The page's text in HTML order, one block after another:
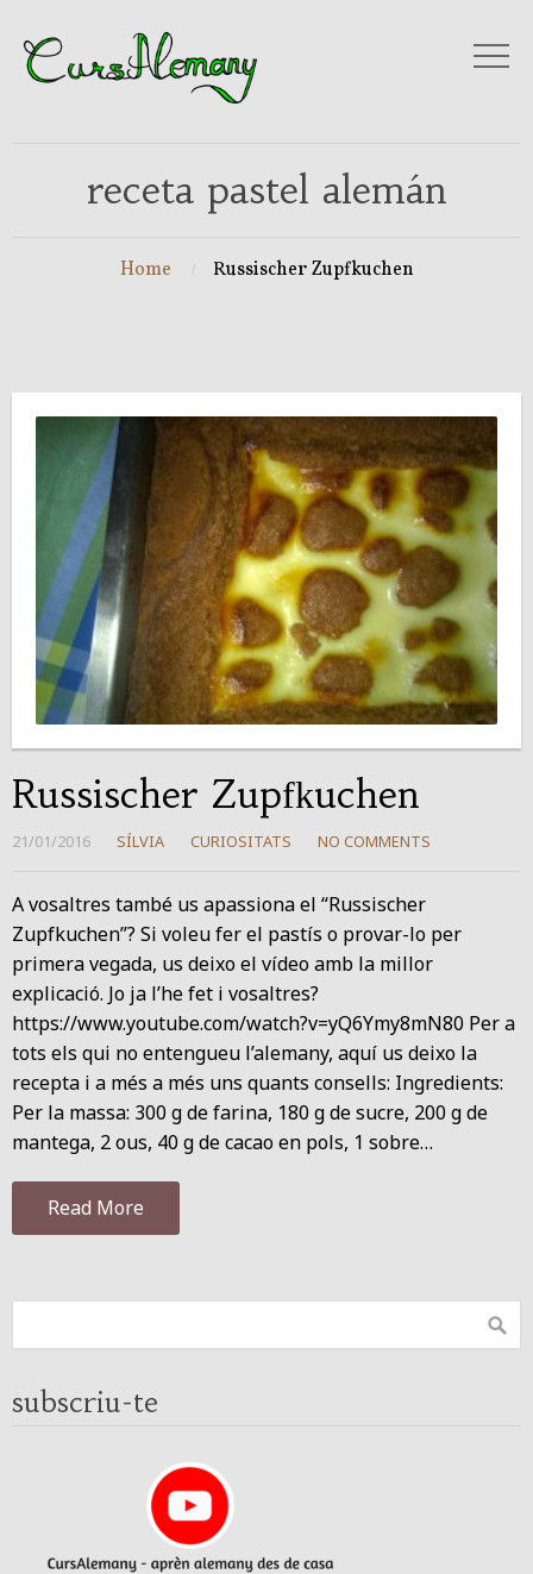
receta pastel alemán
Home Russischer Zupfkuchen
Russischer Zupfkuchen
21/01/2016 SÍLVIA CURIOSITATS NO COMMENTS
A vosaltres també us apassiona el “Russischer
Zupfkuchen”? Si voleu fer el pastís o provar-lo per
primera vegada, us deixo el vídeo amb la millor
explicació. Jo ja l’he fet i vosaltres?
https://www.youtube.com/watch?v=yQ6Ymy8mN80 Per a
tots els qui no entengueu l’alemany, aquí us deixo la
recepta i a més a més uns quants consells: Ingredients:
Per la massa: 300 g de farina, 180 g de sucre, 200 g de
mantega, 2 ous, 40 g de cacao en pols, 1 sobre…
Read More
subscriu-te